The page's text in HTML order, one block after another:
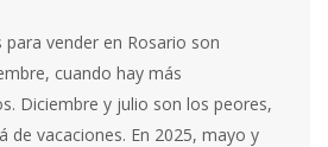
vender en Rosario son
cuando hay más
Diciembre y julio son los peores,
de vacaciones. En 2025, mayo y